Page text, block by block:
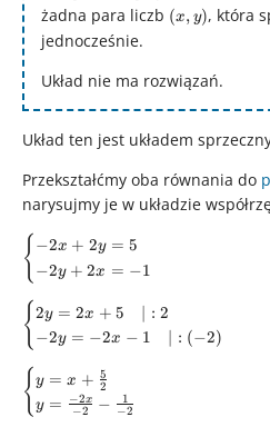
=
5
żadna para liczb (x,y)
(x, y), która
jednocześnie.
Układ nie ma rozwiązań.
Układ ten jest układem
Przekształćmy oba równania do
narysujmy je w układzie
\begin{cases}
-2x + 2y = 5
\\ -2y + 2x =
-1
\end{cases}
{ −2x + 2y = 5
−2y + 2x = −1
\begin{cases}
2y = 2x +
5\quad |:2 \\
-2y = - 2x -
1\quad |:(-2)
{ 2y = 2x + 5 ∣ : 2
−2y = −2x − 1 ∣ : (−2)
\begin{cases}
y = x +
{ y = x + 2
5
y = −2
−2x − −2
1